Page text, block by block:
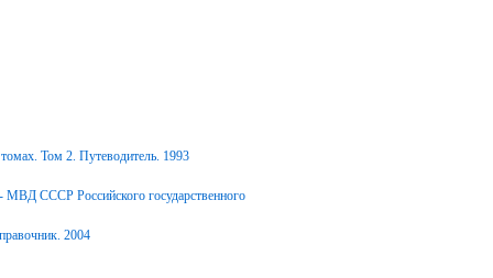
Том 2. Путеводитель. 1993
МВД СССР Российского государственного
2004